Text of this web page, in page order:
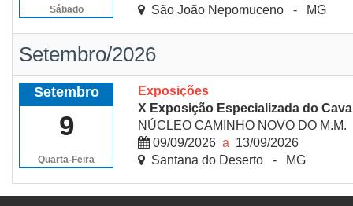
Sábado
São João Nepomuceno - MG
Setembro/2026
Setembro
9
Quarta-Feira
Exposições
X Exposição Especializada do
NÚCLEO CAMINHO NOVO DO M.M.
09/09/2026 a 13/09/2026
Santana do Deserto - MG